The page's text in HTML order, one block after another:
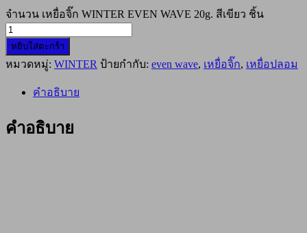
จำนวน เหยื่อจิ๊ก WINTER EVEN WAVE 20g. สีเขียว ชิ้น
หยิบใส่ตะกร้า
หมวดหมู่: WINTER ป้ายกำกับ: even wave, เหยื่อจิ๊ก, เหยื่อปลอม
คำอธิบาย
คำอธิบาย